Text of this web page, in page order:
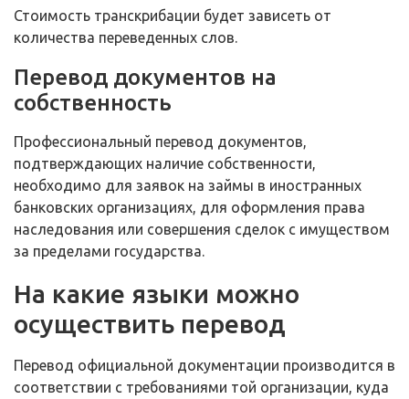
Стоимость транскрибации будет зависеть от
количества переведенных слов.
Перевод документов на
собственность
Профессиональный перевод документов,
подтверждающих наличие собственности,
необходимо для заявок на займы в иностранных
банковских организациях, для оформления права
наследования или совершения сделок с имуществом
за пределами государства.
На какие языки можно
осуществить перевод
Перевод официальной документации производится в
соответствии с требованиями той организации, куда